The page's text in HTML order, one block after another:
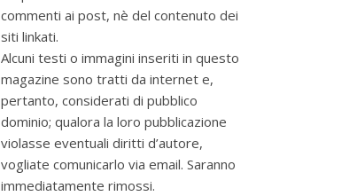
commenti ai post, nè del contenuto dei
siti linkati.
Alcuni testi o immagini inseriti in questo
magazine sono tratti da internet e,
pertanto, considerati di pubblico
dominio; qualora la loro pubblicazione
violasse eventuali diritti d’autore,
vogliate comunicarlo via email. Saranno
immediatamente rimossi.